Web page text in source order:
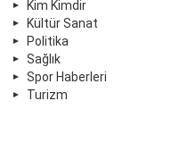
Kim Kimdir
Kültür Sanat
Politika
Sağlık
Spor Haberleri
Turizm